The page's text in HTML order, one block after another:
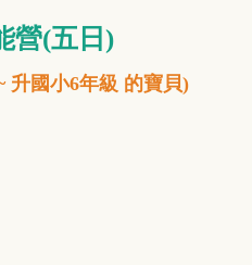
營(五日)
升國小6年級 的寶貝)